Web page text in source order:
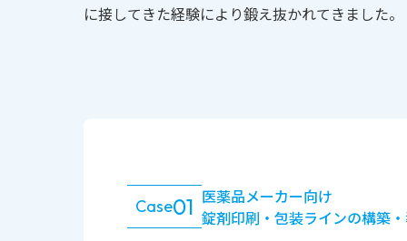
に接してきた経験により鍛え抜かれてきました
Case01 医薬品メーカー向け
錠剤印刷・包装ラインの構築